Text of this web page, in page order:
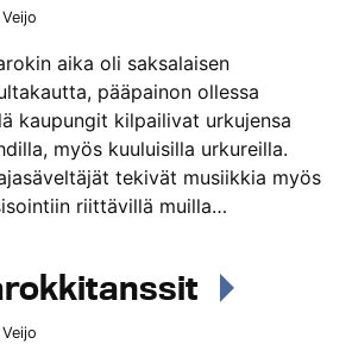
aika oli saksalaisen
pääpainon ollessa
kaupungit kilpailivat urkujensa
myös kuuluisilla urkureilla.
tekivät musiikkia myös
riittävillä muilla…